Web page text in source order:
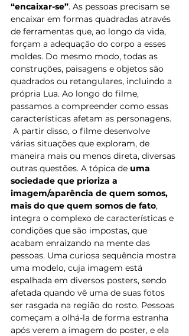
“encaixar-se”. As pessoas precisam se
encaixar em formas quadradas através
de ferramentas que, ao longo da vida,
forçam a adequação do corpo a esses
moldes. Do mesmo modo, todas as
construções, paisagens e objetos são
quadrados ou retangulares, incluindo a
própria Lua. Ao longo do filme,
passamos a compreender como essas
características afetam as personagens.
A partir disso, o filme desenvolve
várias situações que exploram, de
maneira mais ou menos direta, diversas
outras questões. A tópica de uma
sociedade que prioriza a
imagem/aparência de quem somos,
mais do que quem somos de fato,
integra o complexo de características e
condições que são impostas, que
acabam enraizando na mente das
pessoas. Uma curiosa sequência mostra
uma modelo, cuja imagem está
espalhada em diversos posters, sendo
afetada quando vê uma de suas fotos
ser rasgada na região do rosto. Pessoas
começam a olhá-la de forma estranha
após verem a imagem do poster, e ela